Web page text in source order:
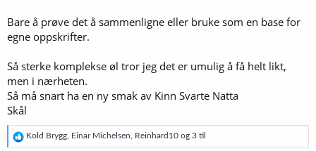
Bare å prøve det å sammenligne eller bruke som en base for
egne oppskrifter.
Så sterke komplekse øl tror jeg det er umulig å få helt likt,
men i nærheten.
Så må snart ha en ny smak av Kinn Svarte Natta
Skål
R
e
Kold Brygg Einar Michelsen Reinhard10 og 3 til